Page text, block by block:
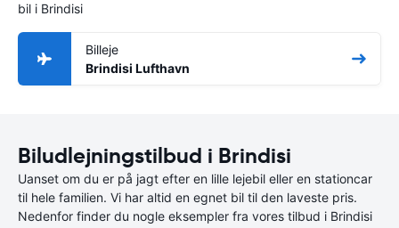
bil i Brindisi
Billeje
Brindisi Lufthavn
Biludlejningstilbud i Brindisi
Uanset om du er på jagt efter en lille lejebil eller en stationcar
til hele familien. Vi har altid en egnet bil til den laveste pris.
Nedenfor finder du nogle eksempler fra vores tilbud i Brindisi